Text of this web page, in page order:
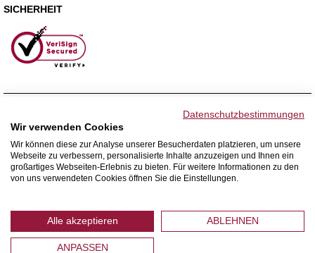
SICHERHEIT
WIR VERSENDEN MIT
Datenschutzbestimmungen
Wir verwenden Cookies
Wir können diese zur Analyse unserer Besucherdaten platzieren, um unsere
Webseite zu verbessern, personalisierte Inhalte anzuzeigen und Ihnen ein
großartiges Webseiten-Erlebnis zu bieten. Für weitere Informationen zu den
von uns verwendeten Cookies öffnen Sie die Einstellungen.
Alle akzeptieren ABLEHNEN
ANPASSEN